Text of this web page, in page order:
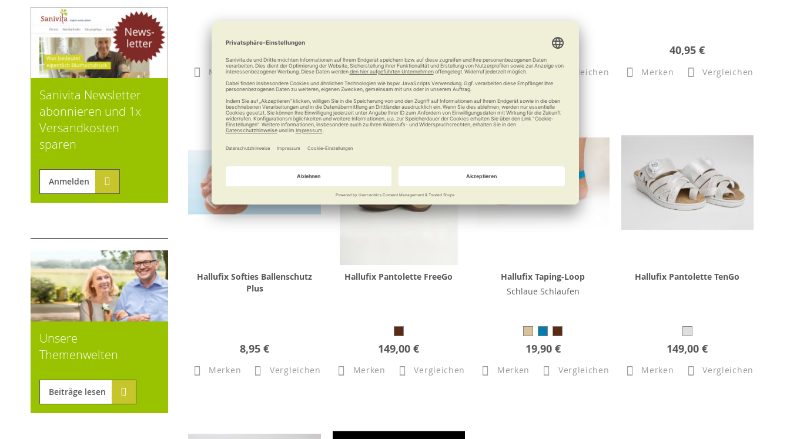
34,95 €
Merken Vergleichen Merken Vergleichen
5,95 €
Merken Vergleichen
40,95 €
Merken Vergleichen
Hallufix Softies Ballenschutz
Plus
8,95 €
Merken Vergleichen
Hallufix Pantolette FreeGo
149,00 €
Merken Vergleichen
Hallufix Taping-Loop
Schlaue Schlaufen
19,90 €
Merken Vergleichen
Hallufix Pantolette TenGo
149,00 €
Merken Vergleichen
Sanivita Newsletter
abonnieren und 1x
Versandkosten
sparen
Anmelden
Unsere
Themenwelten
Beiträge lesen